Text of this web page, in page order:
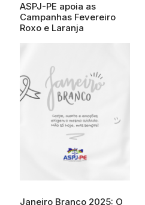
ASPJ-PE apoia as
Campanhas Fevereiro
Roxo e Laranja
Janeiro Branco 2025: O